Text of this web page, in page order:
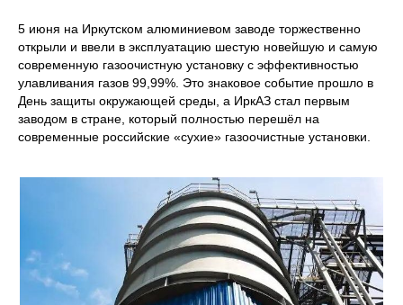
5 июня на Иркутском алюминиевом заводе торжественно
открыли и ввели в эксплуатацию шестую новейшую и самую
современную газоочистную установку с эффективностью
улавливания газов 99,99%. Это знаковое событие прошло в
День защиты окружающей среды, а ИркАЗ стал первым
заводом в стране, который полностью перешёл на
современные российские «сухие» газоочистные установки.